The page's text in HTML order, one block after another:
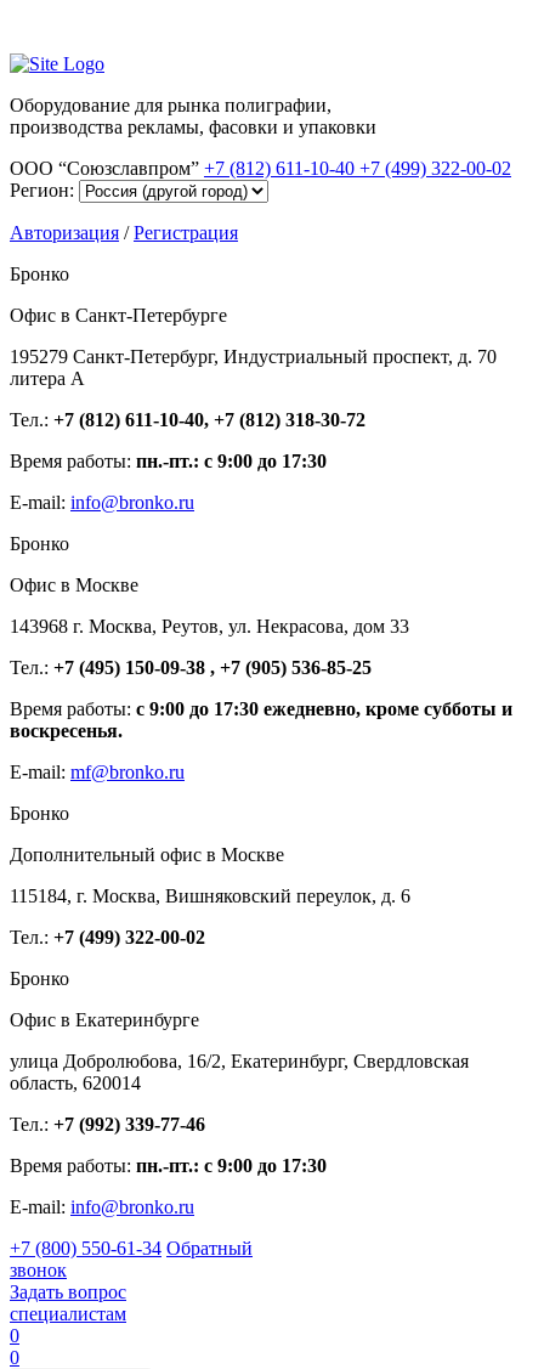
Оборудование для рынка полиграфии,
производства рекламы, фасовки и упаковки
ООО “Союзславпром” +7 (812) 611-10-40 +7 (499) 322-00-02
Регион:
Авторизация /Регистрация
Бронко
Офис в Санкт-Петербурге
195279 Санкт-Петербург, Индустриальный проспект, д. 70
литера А
Тел.: +7 (812) 611-10-40, +7 (812) 318-30-72
Время работы: пн.-пт.: с 9:00 до 17:30
E-mail: info@bronko.ru
Бронко
Офис в Москве
143968 г. Москва, Реутов, ул. Некрасова, дом 33
Тел.: +7 (495) 150-09-38 , +7 (905) 536-85-25
Время работы: с 9:00 до 17:30 ежедневно, кроме субботы и
воскресенья.
E-mail: mf@bronko.ru
Бронко
Дополнительный офис в Москве
115184, г. Москва, Вишняковский переулок, д. 6
Тел.: +7 (499) 322-00-02
Бронко
Офис в Екатеринбурге
улица Добролюбова, 16/2, Екатеринбург, Свердловская
область, 620014
Тел.: +7 (992) 339-77-46
Время работы: пн.-пт.: с 9:00 до 17:30
E-mail: info@bronko.ru
+7 (800) 550-61-34 Обратный
звонок
Задать вопрос
специалистам
0
0